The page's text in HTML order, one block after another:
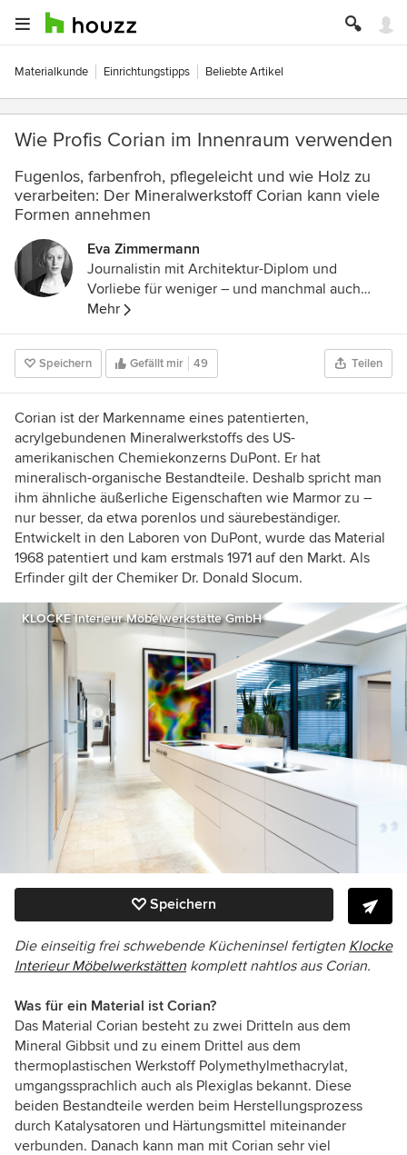
Materialkunde Einrichtungstipps Beliebte Artikel
Wie Profis Corian im Innenraum verwenden
Fugenlos, farbenfroh, pflegeleicht und wie Holz zu
verarbeiten: Der Mineralwerkstoff Corian kann viele
Formen annehmen
Eva Zimmermann
Journalistin mit Architektur-Diplom und
Vorliebe für weniger – und manchmal auch
mehr.
Mehr
Speichern Gefällt mir 49 Teilen
Corian ist der Markenname eines patentierten,
acrylgebundenen Mineralwerkstoffs des US-
amerikanischen Chemiekonzerns DuPont. Er hat
mineralisch-organische Bestandteile. Deshalb spricht man
ihm ähnliche äußerliche Eigenschaften wie Marmor zu –
nur besser, da etwa porenlos und säurebeständiger.
Entwickelt in den Laboren von DuPont, wurde das Material
1968 patentiert und kam erstmals 1971 auf den Markt. Als
Erfinder gilt der Chemiker Dr. Donald Slocum.
KLOCKE Interieur Möbelwerkstätte GmbH
Speichern
Die einseitig frei schwebende Kücheninsel fertigten Klocke
Interieur Möbelwerkstätten komplett nahtlos aus Corian.
Was für ein Material ist Corian?
Das Material Corian besteht zu zwei Dritteln aus dem
Mineral Gibbsit und zu einem Drittel aus dem
thermoplastischen Werkstoff Polymethylmethacrylat,
umgangssprachlich auch als Plexiglas bekannt. Diese
beiden Bestandteile werden beim Herstellungsprozess
durch Katalysatoren und Härtungsmittel miteinander
verbunden. Danach kann man mit Corian sehr viel